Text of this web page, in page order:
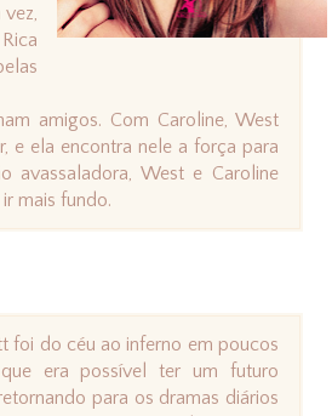
amigos. Com Caroline, West
e ela encontra nele a força para
avassaladora, West e Caroline
mais fundo.
foi do céu ao inferno em poucos
era possível ter um futuro
para os dramas diários